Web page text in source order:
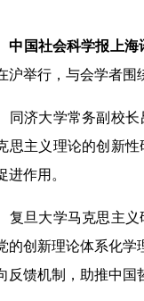
中国社会科学报上海
沪举行，与会学者围
济大学常务副校长吕
思主义理论的创新
进作用。
旦大学马克思主义研
的创新理论体系化学
反馈机制，助推中国